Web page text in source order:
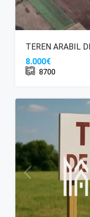
TEREN ARABIL
8.000€
8700